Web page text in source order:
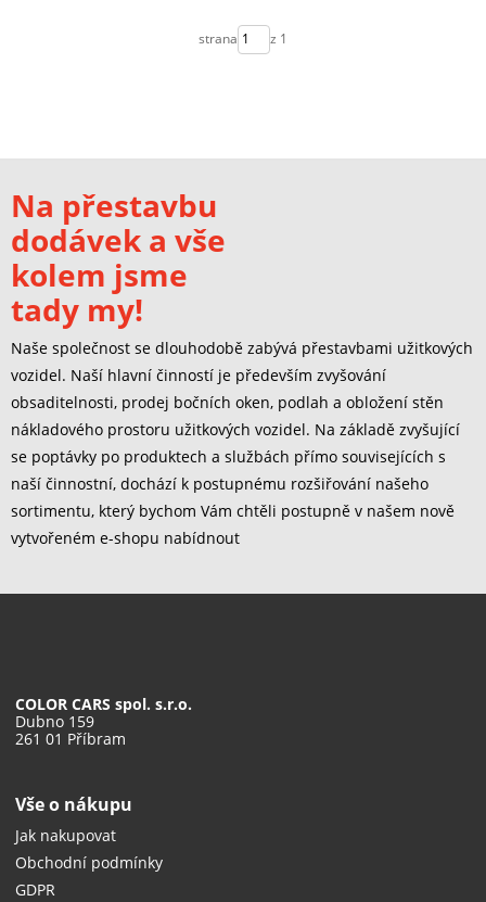
strana z 1
Na přestavbu
dodávek a vše
kolem jsme
tady my!
Naše společnost se dlouhodobě zabývá přestavbami užitkových
vozidel. Naší hlavní činností je především zvyšování
obsaditelnosti, prodej bočních oken, podlah a obložení stěn
nákladového prostoru užitkových vozidel. Na základě zvyšující
se poptávky po produktech a službách přímo souvisejících s
naší činnostní, dochází k postupnému rozšiřování našeho
sortimentu, který bychom Vám chtěli postupně v našem nově
vytvořeném e-shopu nabídnout
COLOR CARS spol. s.r.o.
Dubno 159
261 01 Příbram
Vše o nákupu
Jak nakupovat
Obchodní podmínky
GDPR